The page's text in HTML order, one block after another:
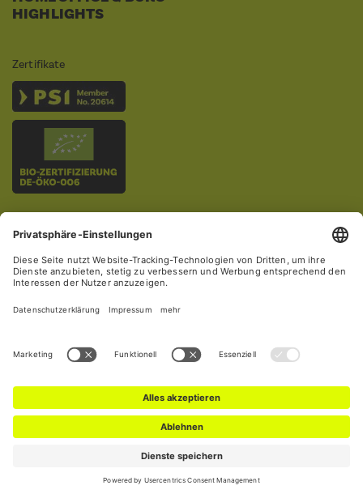
HIGHLIGHTS
Zertifikate
48155 Münster
T+49 251 62 52 52 52
Datenschutz